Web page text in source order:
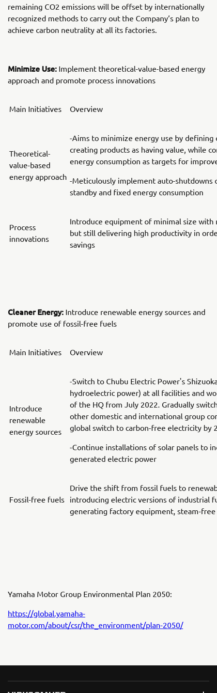
remaining CO2 emissions will be offset by internationally
recognized methods to carry out the Company’s plan to
achieve carbon neutrality at all its factories.
Minimize Use: Implement theoretical-value-based energy
approach and promote process innovations
Main Initiatives Overview
Theoretical-
value-based
energy approach
-Aims to minimize energy use by
creating products as having value, while
energy consumption as targets for
-Meticulously implement auto-
standby and fixed energy consumption
Process
innovations
Introduce equipment of minimal size
but still delivering high productivity in
savings
Cleaner Energy: Introduce renewable energy sources and
promote use of fossil-free fuels
Main Initiatives Overview
Introduce
renewable
energy sources
-Switch to Chubu Electric Power's
hydroelectric power) at all facilities and
of the HQ from July 2022. Gradually
other domestic and international group
global switch to carbon-free electricity by
-Continue installations of solar panels to
generated electric power
Fossil-free fuels
Drive the shift from fossil fuels to
introducing electric versions of industrial
generating factory equipment, steam-
Yamaha Motor Group Environmental Plan 2050:
https://global.yamaha-
motor.com/about/csr/the_environment/plan-2050/